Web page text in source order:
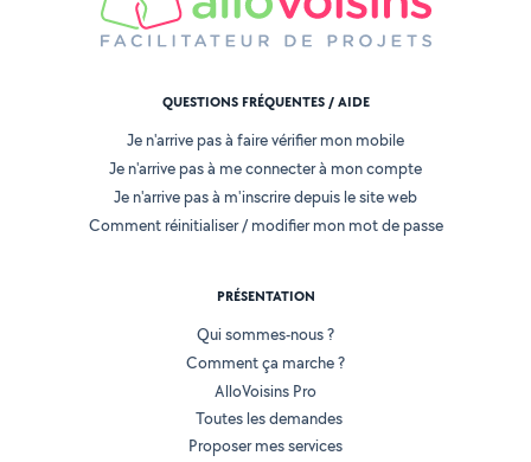
QUESTIONS FRÉQUENTES / AIDE
Je n'arrive pas à faire vérifier mon mobile
Je n'arrive pas à me connecter à mon compte
Je n'arrive pas à m'inscrire depuis le site web
Comment réinitialiser / modifier mon mot de passe
PRÉSENTATION
Qui sommes-nous ?
Comment ça marche ?
AlloVoisins Pro
Toutes les demandes
Proposer mes services